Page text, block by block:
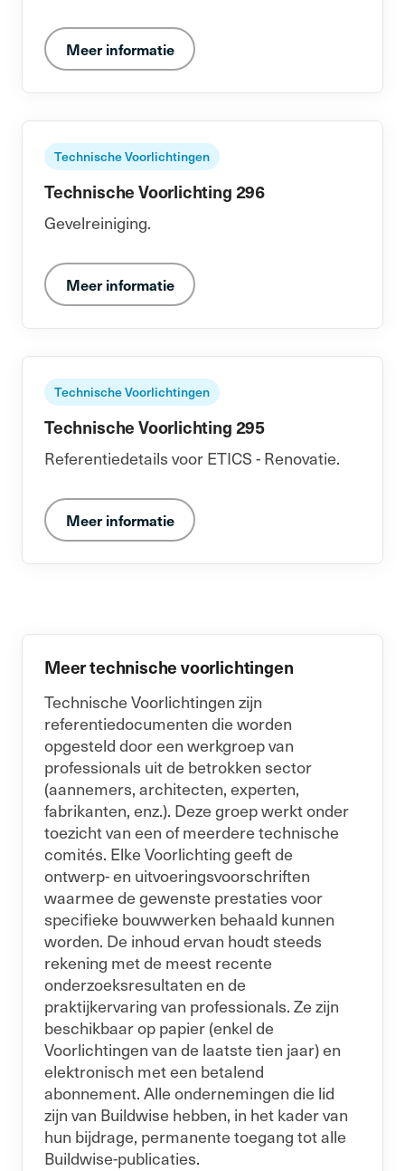
Meer informatie
Technische Voorlichtingen
Technische Voorlichting 296
Gevelreiniging.
Meer informatie
Technische Voorlichtingen
Technische Voorlichting 295
Referentiedetails voor ETICS - Renovatie.
Meer informatie
Meer technische voorlichtingen
Technische Voorlichtingen zijn
referentiedocumenten die worden
opgesteld door een werkgroep van
professionals uit de betrokken sector
(aannemers, architecten, experten,
fabrikanten, enz.). Deze groep werkt onder
toezicht van een of meerdere technische
comités. Elke Voorlichting geeft de
ontwerp- en uitvoeringsvoorschriften
waarmee de gewenste prestaties voor
specifieke bouwwerken behaald kunnen
worden. De inhoud ervan houdt steeds
rekening met de meest recente
onderzoeksresultaten en de
praktijkervaring van professionals. Ze zijn
beschikbaar op papier (enkel de
Voorlichtingen van de laatste tien jaar) en
elektronisch met een betalend
abonnement. Alle ondernemingen die lid
zijn van Buildwise hebben, in het kader van
hun bijdrage, permanente toegang tot alle
Buildwise-publicaties.